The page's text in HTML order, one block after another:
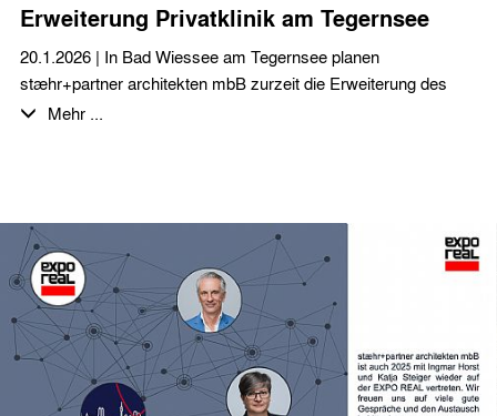
Erweiterung Privatklinik am Tegernsee
20.1.2026 | In Bad Wiessee am Tegernsee planen
stæhr+partner architekten mbB zurzeit die Erweiterung des
Bettenhauses einer Privatklinik für die Bereiche Orthopädie,
Die hochwertige Ausstattung entspricht einem High-Class
Alpenhotel.
Es handelt sich um einen dreigeschossigen Baukörper mit
einer BGF von ca. 2.400 qm. Mit der Pfahlgründung und den
notwendigen Verbauarbeiten für die Tiefgarage wird im Februar
begonnen. Durch unser Büro werden die LP 5-7 sowie die
künstlerische Oberleitung durchgeführt.
Mehr ...